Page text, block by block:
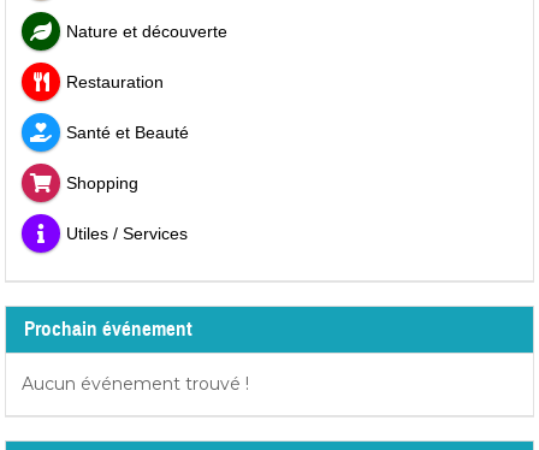
Nature et découverte
Restauration
Santé et Beauté
Shopping
Utiles / Services
Prochain événement
Aucun événement trouvé !